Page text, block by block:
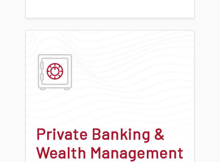
Private Banking &
Wealth Management